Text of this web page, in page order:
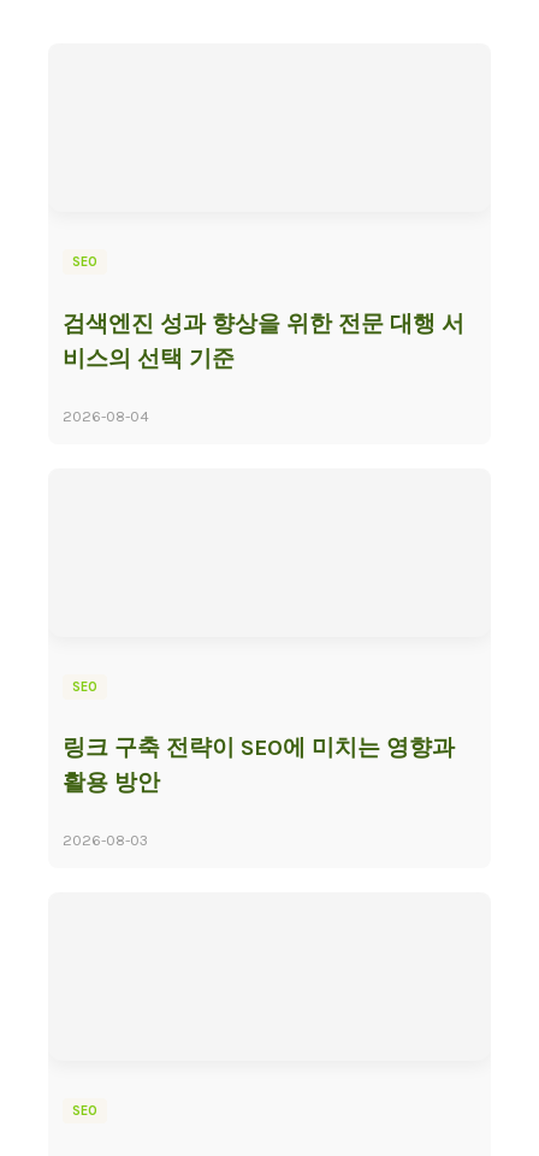
SEO
검색엔진 성과 향상을 위한 전문 대행 서
비스의 선택 기준
2026-08-04
SEO
링크 구축 전략이 SEO에 미치는 영향과
활용 방안
2026-08-03
SEO